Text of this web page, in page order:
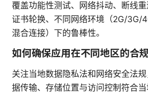
覆盖功能性测试、网络抖动、断线重
证书轮换、不同网络环境（2G/3G/
混合连接）下的鲁棒性。
如何确保应用在不同地区的合规
关注当地数据隐私法和网络安全法
据传输、存储位置与访问控制符合